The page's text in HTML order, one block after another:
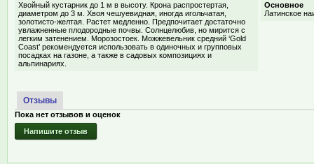
Хвойный кустарник до 1 м в высоту. Крона распростертая,
диаметром до 3 м. Хвоя чешуевидная, иногда игольчатая,
золотисто-желтая. Растет медленно. Предпочитает достаточно
увлажненные плодородные почвы. Солнцелюбив, но мирится с
легким затенением. Морозостоек. Можжевельник средний ‘Gold
Coast’ рекомендуется использовать в одиночных и групповых
посадках на газоне, а также в садовых композициях и
альпинариях.
Основное
Латинское
Отзывы
Пока нет отзывов и оценок
Напишите отзыв